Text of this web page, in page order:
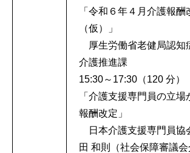
「令和６年４月介護報酬
（仮）」
厚生労働省老健局認知
介護推進課
15:30～17:30（120 分）
「介護支援専門員の立
報酬改定」
日本介護支援専門員協
田 和則（社会保障審議